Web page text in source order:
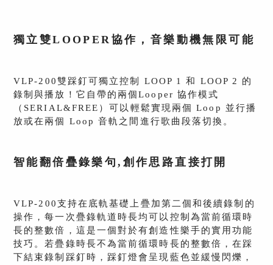
獨立雙LOOPER協作，音樂動機無限可能
VLP-200雙踩釘可獨立控制 LOOP 1 和 LOOP 2 的
錄制與播放！它自帶的兩個Looper 協作模式
（SERIAL&FREE）可以輕鬆實現兩個 Loop 並行播
放或在兩個 Loop 音軌之間進⾏歌曲段落切換。
智能翻倍疊錄樂句,創作思路直接打開
VLP-200支持在底軌基礎上疊加第二個和後續錄制的
操作，每一次疊錄軌道時長均可以控制為當前循環時
長的整數倍，這是一個對於有創造性樂手的實用功能
技巧。若疊錄時長不為當前循環時長的整數倍，在踩
下結束錄制踩釘時，踩釘燈會呈現藍色並緩慢閃爍，